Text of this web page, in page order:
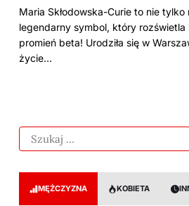
Maria Skłodowska-Curie to nie
legendarny symbol, który
promień beta! Urodziła się w
życie…
MĘŻCZYZNA KOBIETA